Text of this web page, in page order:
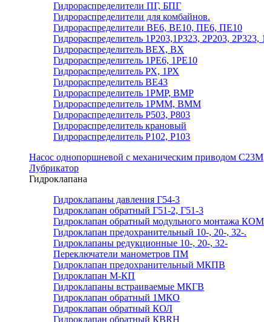
Гидрораспределители ПГ, БПГ
Гидрораспределители для комбайнов.
Гидрораспределители ВЕ6, ВЕ10, ПЕ6, ПЕ10
Гидрораспределитель 1Р203,1Р323, 2Р203, 2Р323,
Гидрораспределитель ВЕХ, ВХ
Гидрораспределитель 1РЕ6, 1РЕ10
Гидрораспределитель РХ, 1РХ
Гидрораспределитель ВЕ43
Гидрораспределитель 1РМР, ВМР
Гидрораспределитель 1РММ, ВММ
Гидрораспределитель Р503, Р803
Гидрораспределитель крановый
Гидрораспределитель Р102, Р103
Насос однопоршневой с механическим приводом С23М
Лубрикатор
Гидроклапана
Гидроклапаны давления Г54-3
Гидроклапан обратный Г51-2, Г51-3
Гидроклапан обратный модульного монтажа КОМ
Гидроклапан предохранительный 10-, 20-, 32-.
Гидроклапаны редукционные 10-, 20-, 32-
Переключатели манометров ПМ
Гидроклапан предохранительный МКПВ
Гидроклапан М-КП
Гидроклапаны встраиваемые МКГВ
Гидроклапан обратный 1МКО
Гидроклапан обратный КОЛ
Гидроклапан обратный КВRН